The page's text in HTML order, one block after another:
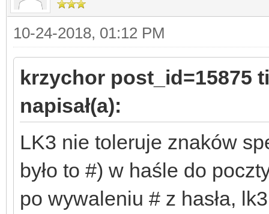
10-24-2018, 01:12 PM
krzychor post_id=15875
napisał(a):
LK3 nie toleruje znaków
było to #) w haśle do
po wywaleniu # z hasła,